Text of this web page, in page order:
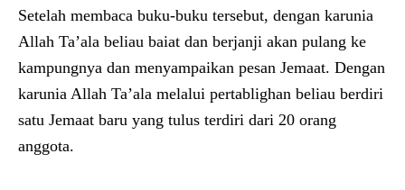
Setelah membaca buku-buku tersebut, dengan karunia
Allah Ta’ala beliau baiat dan berjanji akan pulang ke
kampungnya dan menyampaikan pesan Jemaat. Dengan
karunia Allah Ta’ala melalui pertablighan beliau berdiri
satu Jemaat baru yang tulus terdiri dari 20 orang
anggota.